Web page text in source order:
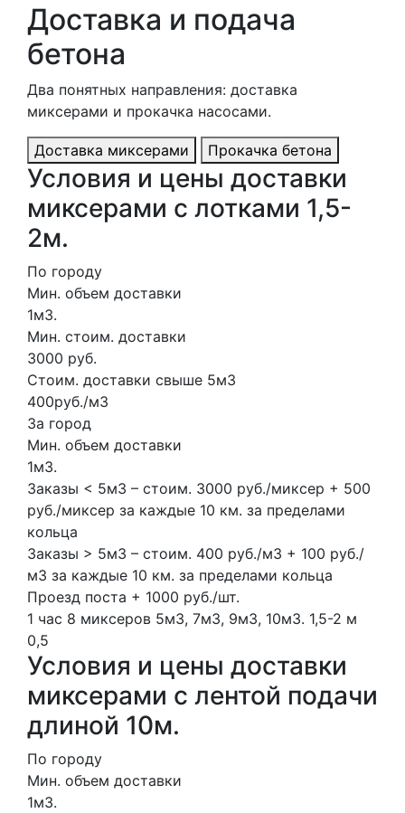
Доставка и подача
бетона
Два понятных направления: доставка
миксерами и прокачка насосами.
Доставка миксерами Прокачка бетона
Условия и цены доставки
миксерами с лотками 1,5-
2м.
По городу
Мин. объем доставки
1м3.
Мин. стоим. доставки
3000 руб.
Стоим. доставки свыше 5м3
400руб./м3
За город
Мин. объем доставки
1м3.
Заказы < 5м3 – стоим. 3000 руб./миксер + 500
руб./миксер за каждые 10 км. за пределами
кольца
Заказы > 5м3 – стоим. 400 руб./м3 + 100 руб./
м3 за каждые 10 км. за пределами кольца
Проезд поста + 1000 руб./шт.
1 час 8 миксеров 5м3, 7м3, 9м3, 10м3. 1,5-2 м
0,5
Условия и цены доставки
миксерами с лентой подачи
длиной 10м.
По городу
Мин. объем доставки
1м3.